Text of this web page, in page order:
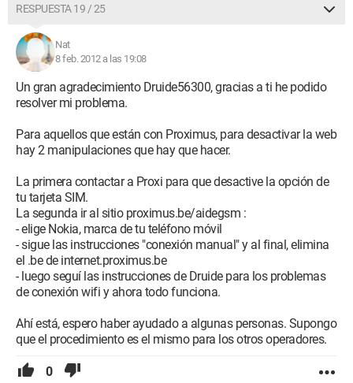
RESPUESTA 19 / 25
Nat
8 feb. 2012 a las 19:08
Un gran agradecimiento Druide56300, gracias a ti he podido
resolver mi problema.
Para aquellos que están con Proximus, para desactivar la web
hay 2 manipulaciones que hay que hacer.
La primera contactar a Proxi para que desactive la opción de
tu tarjeta SIM.
La segunda ir al sitio proximus.be/aidegsm :
- elige Nokia, marca de tu teléfono móvil
- sigue las instrucciones "conexión manual" y al final, elimina
el .be de internet.proximus.be
- luego seguí las instrucciones de Druide para los problemas
de conexión wifi y ahora todo funciona.
Ahí está, espero haber ayudado a algunas personas. Supongo
que el procedimiento es el mismo para los otros operadores.
0